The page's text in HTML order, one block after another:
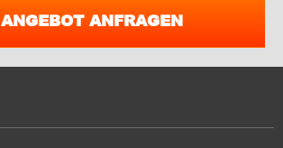
ANGEBOT ANFRAGEN